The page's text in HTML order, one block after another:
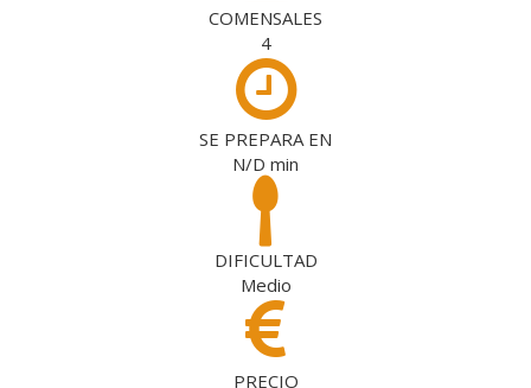
COMENSALES
4
SE PREPARA EN
N/D min
DIFICULTAD
Medio
PRECIO